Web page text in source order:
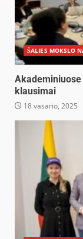
ŠALIES MOKSLO
klausimai
18 vasario, 2025